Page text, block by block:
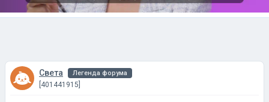
Света Легенда форума
[401441915]